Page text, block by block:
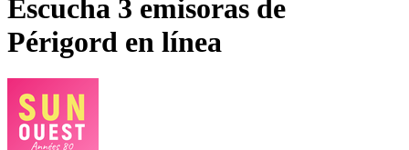
Escucha 3 emisoras de
Périgord en línea